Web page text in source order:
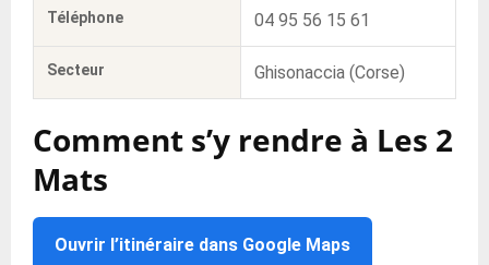
Téléphone 04 95 56 15 61
Secteur Ghisonaccia (Corse)
Comment s’y rendre à Les 2
Mats
Ouvrir l’itinéraire dans Google Maps